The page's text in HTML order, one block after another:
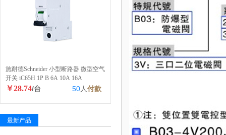
施耐德Schneider 小型断路器 微型空气
开关 iC65H 1P B 6A 10A 16A
￥28.74/台 50人付款
最新产品